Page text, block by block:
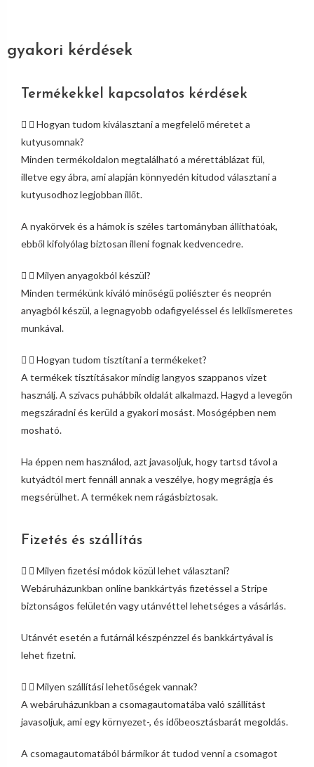
gyakori kérdések
Termékekkel kapcsolatos kérdések
Hogyan tudom kiválasztani a megfelelő méretet a
kutyusomnak?
Minden termékoldalon megtalálható a mérettáblázat fül,
illetve egy ábra, ami alapján könnyedén kitudod választani a
kutyusodhoz legjobban illőt.
A nyakörvek és a hámok is széles tartományban állíthatóak,
ebből kifolyólag biztosan illeni fognak kedvencedre.
Milyen anyagokból készül?
Minden termékünk kiváló minőségű poliészter és neoprén
anyagból készül, a legnagyobb odafigyeléssel és lelkiismeretes
munkával.
Hogyan tudom tisztítani a termékeket?
A termékek tisztításakor mindig langyos szappanos vizet
használj. A szivacs puhábbik oldalát alkalmazd. Hagyd a levegőn
megszáradni és kerüld a gyakori mosást. Mosógépben nem
mosható.
Ha éppen nem használod, azt javasoljuk, hogy tartsd távol a
kutyádtól mert fennáll annak a veszélye, hogy megrágja és
megsérülhet. A termékek nem rágásbiztosak.
Fizetés és szállítás
Milyen fizetési módok közül lehet választani?
Webáruházunkban online bankkártyás fizetéssel a Stripe
biztonságos felületén vagy utánvéttel lehetséges a vásárlás.
Utánvét esetén a futárnál készpénzzel és bankkártyával is
lehet fizetni.
Milyen szállítási lehetőségek vannak?
A webáruházunkban a csomagautomatába való szállítást
javasoljuk, ami egy környezet-, és időbeosztásbarát megoldás.
A csomagautomatából bármikor át tudod venni a csomagot